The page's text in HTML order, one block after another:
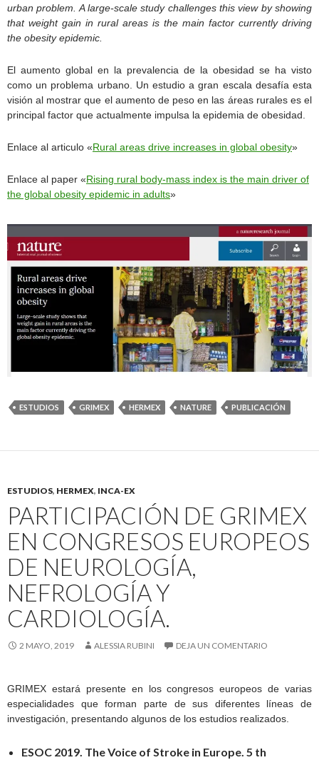
urban problem. A large-scale study challenges this view by showing
that weight gain in rural areas is the main factor currently driving
the obesity epidemic.
El aumento global en la prevalencia de la obesidad se ha visto
como un problema urbano. Un estudio a gran escala desafía esta
visión al mostrar que el aumento de peso en las áreas rurales es el
principal factor que actualmente impulsa la epidemia de obesidad.
Enlace al articulo «Rural areas drive increases in global obesity»
Enlace al paper «Rising rural body-mass index is the main driver of
the global obesity epidemic in adults»
ESTUDIOS GRIMEX HERMEX NATURE PUBLICACIÓN
ESTUDIOS, HERMEX, INCA-EX
PARTICIPACIÓN DE GRIMEX
EN CONGRESOS EUROPEOS
DE NEUROLOGÍA,
NEFROLOGÍA Y
CARDIOLOGÍA.
2 MAYO, 2019 ALESSIA RUBINI DEJA UN COMENTARIO
GRIMEX estará presente en los congresos europeos de varias
especialidades que forman parte de sus diferentes líneas de
investigación, presentando algunos de los estudios realizados.
ESOC 2019. The Voice of Stroke in Europe. 5 th